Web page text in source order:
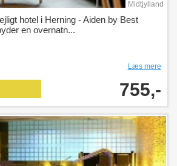
Midtjylland
hotel i Herning - Aiden by Best
en overnatn...
Læs mere
755,-